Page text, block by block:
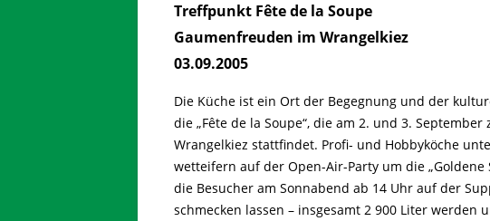
Treffpunkt Fête de la Soupe
Gaumenfreuden im Wrangelkiez
03.09.2005
Die Küche ist ein Ort der Begegnung und der
die „Fête de la Soupe“, die am 2. und 3.
Wrangelkiez stattfindet. Profi- und Hobbyköche
wetteifern auf der Open-Air-Party um die „Goldene
die Besucher am Sonnabend ab 14 Uhr auf der
schmecken lassen – insgesamt 2 900 Liter werden